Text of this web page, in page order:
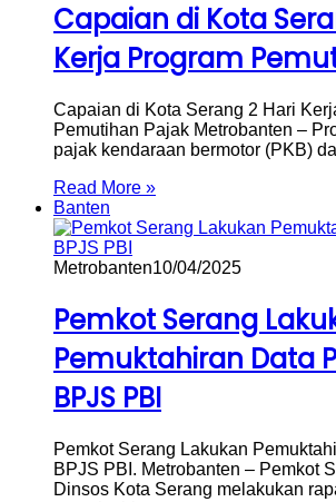
Capaian di Kota
Kerja Program
Capaian di Kota Serang 2 Hari
Pemutihan Pajak Metrobanten –
pajak kendaraan bermotor (PKB)
Read More »
Banten
Metrobanten10/04/2025
Pemkot Serang
Pemuktahiran Data
BPJS PBI
Pemkot Serang Lakukan
BPJS PBI. Metrobanten – Pemkot
Dinsos Kota Serang melakukan